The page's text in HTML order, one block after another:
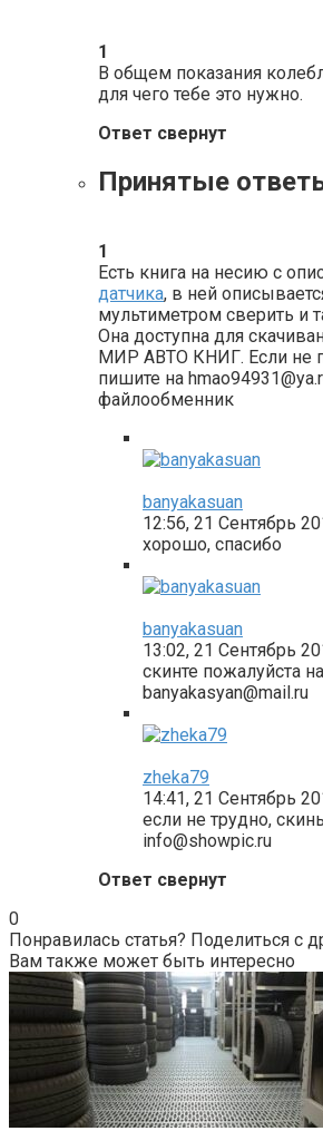
1
В общем показания
для чего тебе это нужно.
Ответ свернут
Принятые
1
Есть книга на несию с
датчика, в ней
мультиметром сверить и
Она доступна для
МИР АВТО КНИГ. Если не
пишите на
файлообменник
banyakasuan
12:56, 21 Сентябрь
хорошо, спасибо
banyakasuan
13:02, 21 Сентябрь
скинте пожалуйста на
banyakasyan@mail.ru
zheka79
14:41, 21 Сентябрь
если не трудно,
info@showpic.ru
Ответ свернут
0
Понравилась статья? Поделиться с
Вам также может быть интересно